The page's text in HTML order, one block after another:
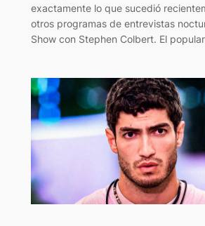
exactamente lo que sucedió
otros programas de entrevistas
Show con Stephen Colbert. El